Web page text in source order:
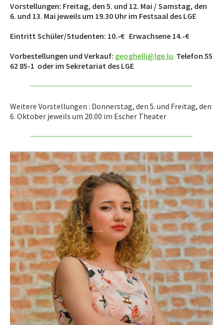
Vorstellungen: Freitag, den 5. und 12. Mai / Samstag, den
6. und 13. Mai jeweils um 19.30 Uhr im Festsaal des LGE
Eintritt Schüler/Studenten: 10.-€ Erwachsene 14.-€
Vorbestellungen und Verkauf: geoghelli@lge.lu Telefon 55
62 85-1 oder im Sekretariat des LGE
Weitere Vorstellungen : Donnerstag, den 5. und Freitag, den
6. Oktober jeweils um 20.00 im Escher Theater